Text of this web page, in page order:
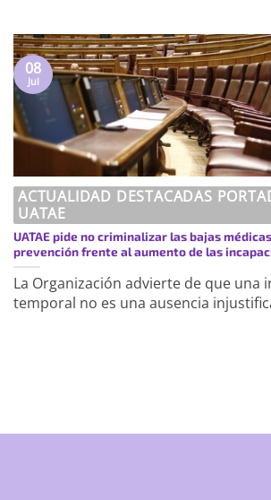
ACTUALIDAD DESTACADAS
UATAE
UATAE pide no criminalizar las bajas
prevención frente al aumento de las
La Organización advierte de que una
temporal no es una ausencia
08
Jul
best-first/